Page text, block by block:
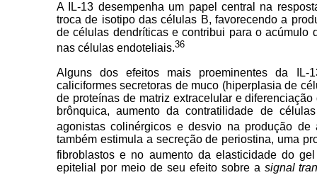
A IL-13 desempenha um papel central na
troca de isotipo das células B, favorecendo a
de células dendríticas e contribui para o acúmulo
nas células endoteliais.36
Alguns dos efeitos mais proeminentes da IL-
caliciformes secretoras de muco (hiperplasia de
de proteínas de matriz extracelular e
brônquica, aumento da contratilidade de
agonistas colinérgicos e desvio na produção
também estimula a secreção de periostina, uma
fibroblastos e no aumento da elasticidade do
epitelial por meio de seu efeito sobre a signal